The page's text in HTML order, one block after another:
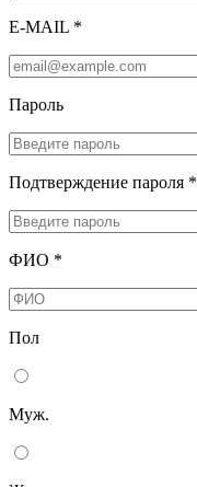
E-MAIL *
Пароль
Подтверждение пароля *
ФИО *
Пол
Муж.